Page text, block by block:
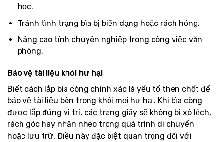
học.
Tránh tình trạng bìa bị biến dạng hoặc rách hỏng.
Nâng cao tính chuyên nghiệp trong công việc văn
phòng.
Bảo vệ tài liệu khỏi hư hại
Biết cách lắp bìa còng chính xác là yếu tố then chốt để
bảo vệ tài liệu bên trong khỏi mọi hư hại. Khi bìa còng
được lắp đúng vị trí, các trang giấy sẽ không bị xô lệch,
rách góc hay nhăn nheo trong quá trình di chuyển
hoặc lưu trữ. Điều này đặc biệt quan trọng đối với